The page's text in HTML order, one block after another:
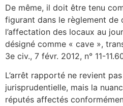
De même, il doit être tenu
figurant dans le règlement de
l’affectation des locaux au
désigné comme « cave »,
3e civ., 7 févr. 2012, n° 11-
L’arrêt rapporté ne revient
jurisprudentielle, mais la
réputés affectés